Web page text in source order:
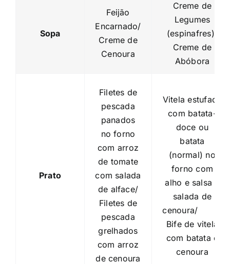
Sopa
Feijão
Encarnado/
Creme de
Cenoura
Creme de
Legumes
(espinafres)/
Creme de
Abóbora
Prato
Filetes de
pescada
panados
no forno
com arroz
de tomate
com salada
de alface/
Filetes de
pescada
grelhados
com arroz
de cenoura
Vitela estufada
com batata-
doce ou
batata
(normal) no
forno com
alho e salsa e
salada de
cenoura/
Bife de vitela
com batata e
cenoura